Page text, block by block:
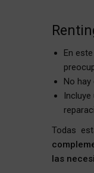
En
No
Todas
las